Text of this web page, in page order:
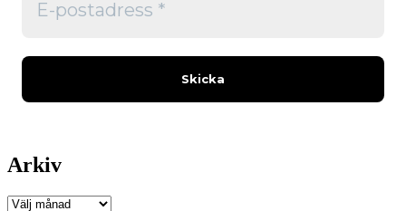
Arkiv
Arkiv